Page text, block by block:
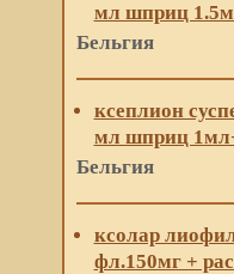
мл шприц
Бельгия
ксеплион
мл шприц
Бельгия
ксолар
фл.150мг +